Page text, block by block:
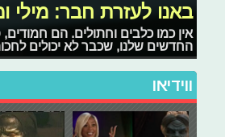
באנו לעזרת חבר: מילי
אין כמו כלבים וחתולים. הם
החדשים שלנו, שכבר לא יכולים
ווידיאו